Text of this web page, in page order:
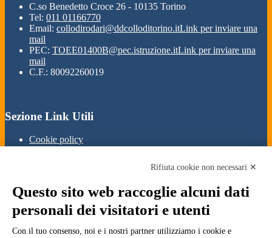
C.so Benedetto Croce 26 - 10135 Torino
Tel: 011 01166770
Email: collodirodari@ddcolloditorino.itLink per inviare una
mail
PEC: TOEE01400B@pec.istruzione.itLink per inviare una
mail
C.F.: 80092260019
Sezione Link Utili
Cookie policy
Ufficio Relazioni con il Pubblico
Obiettivi di accessibilità
Whistleblowing
Gestione consensi cookie
Amministrazione trasparente
Rifiuta cookie non necessari ✕
Questo sito web raccoglie alcuni dati
personali dei visitatori e utenti
Con il tuo consenso, noi e i nostri partner utilizziamo i cookie e